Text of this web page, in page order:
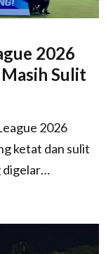
2026
Sulit
2026
ketat dan sulit
digelar…